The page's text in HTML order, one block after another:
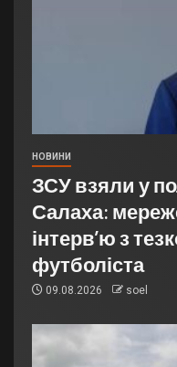
НОВИНИ
ЗСУ взяли у
Салаха:
інтерв’ю з
футболіста
09.08.2026 soel